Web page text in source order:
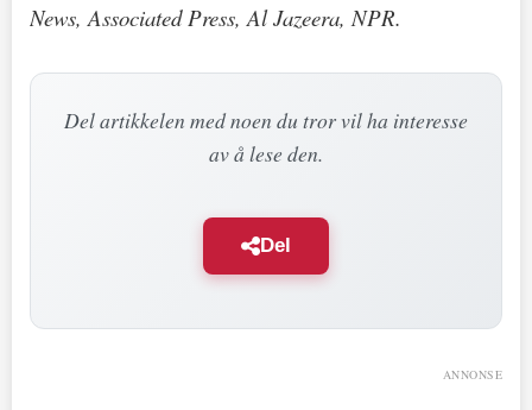
News, Associated Press, Al Jazeera, NPR.
Del artikkelen med noen du tror vil ha interesse
av å lese den.
Del
ANNONSE